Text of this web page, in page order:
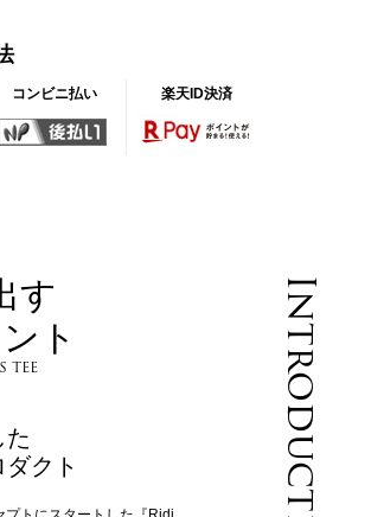
コンビニ払い 楽天ID決済
Introduction
す
ト
TEE
クト